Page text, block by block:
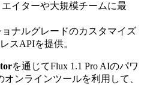
エイターや大規模チームに最
ナルグレードのカスタマイズ
スAPIを提供。
を通じてFlux 1.1 Pro AIのパワ
ンラインツールを利用して、